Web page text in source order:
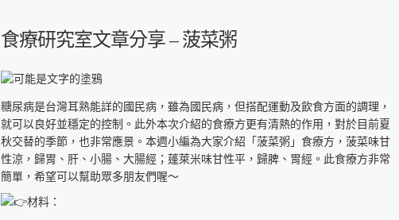
食療研究室文章分享 – 菠菜粥
糖尿病是台灣耳熟能詳的國民病，雖為國民病，但搭配運動及飲食方面的調理，
就可以良好並穩定的控制。此外本次介紹的食療方更有清熱的作用，對於目前夏
秋交替的季節，也非常應景。本週小編為大家介紹「菠菜粥」食療方，菠菜味甘
性涼，歸胃、肝、小腸、大腸經；蓬萊米味甘性平，歸脾、胃經。此食療方非常
簡單，希望可以幫助眾多朋友們喔～
材料：